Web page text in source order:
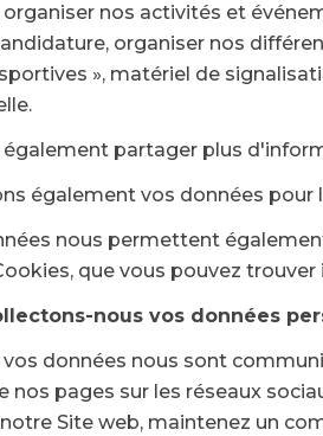
organiser nos activités et
organiser nos
», matériel de
également partager plus
également vos données pour
nous permettent
que vous pouvez trouver
nous vos données
données nous sont
nos pages sur les réseaux
Site web, maintenez un